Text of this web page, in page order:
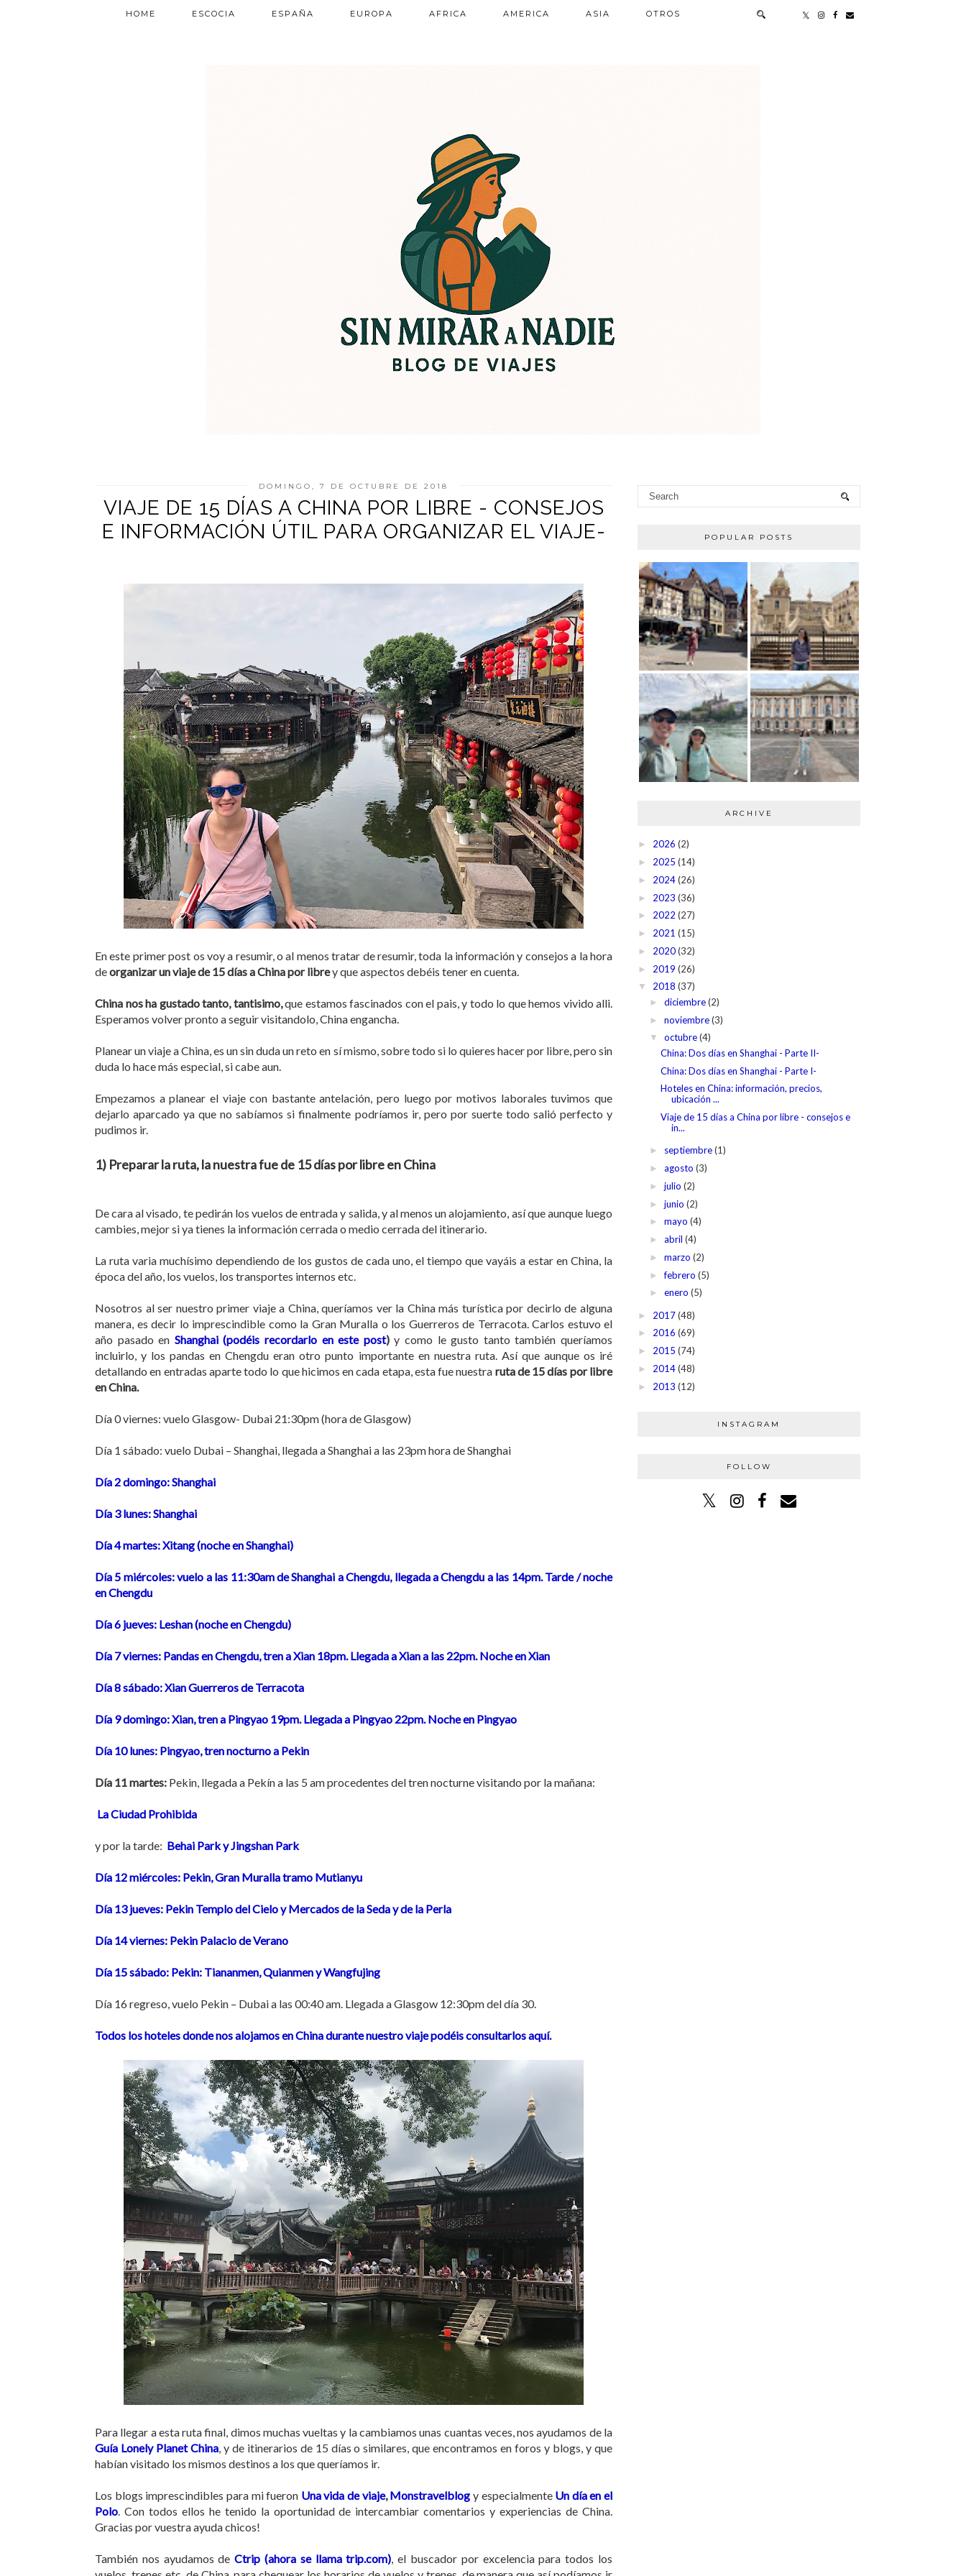
HOME ESCOCIA ESPAÑA EUROPA AFRICA AMERICA ASIA OTROS
DOMINGO, 7 DE OCTUBRE DE 2018
VIAJE DE 15 DÍAS A CHINA POR LIBRE - CONSEJOS
E INFORMACIÓN ÚTIL PARA ORGANIZAR EL VIAJE-
En este primer post os voy a resumir, o al menos tratar de resumir, toda la información y consejos a la hora
deorganizar un viaje de 15 días a China por librey que aspectos debéis tener en cuenta.
China nos ha gustado tanto, tantisimo,que estamos fascinados con el pais, y todo lo que hemos vivido alli.
Esperamos volver pronto a seguir visitandolo, China engancha.
Planear un viaje a China, es un sin duda un reto en sí mismo, sobre todo si lo quieres hacer por libre, pero sin
duda lo hace más especial, si cabe aun.
Empezamos a planear el viaje con bastante antelación, pero luego por motivos laborales tuvimos que
dejarlo aparcado ya que no sabíamos si finalmente podríamos ir, pero por suerte todo salió perfecto y
pudimos ir.
1) Preparar la ruta, la nuestra fue de 15 días por libre en China
De cara al visado, te pedirán los vuelos de entrada y salida, y al menos un alojamiento, así que aunque luego
cambies, mejor si ya tienes la información cerrada o medio cerrada del itinerario.
La ruta varia muchísimo dependiendo de los gustos de cada uno, el tiempo que vayáis a estar en China, la
época del año, los vuelos, los transportes internos etc.
Nosotros al ser nuestro primer viaje a China, queríamos ver la China más turística por decirlo de alguna
manera, es decir lo imprescindible como la Gran Muralla o los Guerreros de Terracota. Carlos estuvo el
año pasado en Shanghai (podéis recordarlo en este post)y como le gusto tanto también queríamos
incluirlo, y los pandas en Chengdu eran otro punto importante en nuestra ruta. Así que aunque os iré
detallando en entradas aparte todo lo que hicimos en cada etapa, esta fue nuestra ruta de 15 días por libre
en China.
Día 0 viernes: vuelo Glasgow- Dubai 21:30pm (hora de Glasgow)
Día 1 sábado: vuelo Dubai – Shanghai, llegada a Shanghai a las 23pm hora de Shanghai
Día 2 domingo: Shanghai
Día 3 lunes: Shanghai
Día 4 martes: Xitang (noche en Shanghai)
Día 5 miércoles: vuelo a las 11:30am de Shanghai a Chengdu, llegada a Chengdu a las 14pm. Tarde / noche
en Chengdu
Día 6 jueves: Leshan (noche en Chengdu)
Día 7 viernes: Pandas en Chengdu, tren a Xian 18pm. Llegada a Xian a las 22pm. Noche en Xian
Día 8 sábado: Xian Guerreros de Terracota
Día 9 domingo: Xian, tren a Pingyao 19pm. Llegada a Pingyao 22pm. Noche en Pingyao
Día 10 lunes: Pingyao, tren nocturno a Pekin
Día 11 martes: Pekin, llegada a Pekín a las 5 am procedentes del tren nocturne visitando por la mañana:
La Ciudad Prohibida
y por la tarde: Behai Park y Jingshan Park
Día 12 miércoles: Pekin, Gran Muralla tramo Mutianyu
Día 13 jueves: Pekin Templo del Cielo y Mercados de la Seda y de la Perla
Día 14 viernes: Pekin Palacio de Verano
Día 15 sábado: Pekin: Tiananmen, Quianmen y Wangfujing
Día 16 regreso, vuelo Pekin – Dubai a las 00:40 am. Llegada a Glasgow 12:30pm del día 30.
Todos los hoteles donde nos alojamos en China durante nuestro viaje podéis consultarlos aquí.
Para llegar a esta ruta final, dimos muchas vueltas y la cambiamos unas cuantas veces, nos ayudamos de la
Guía Lonely Planet China, y de itinerarios de 15 días o similares, que encontramos en foros y blogs, y que
habían visitado los mismos destinos a los que queríamos ir.
Los blogs imprescindibles para mi fueron Una vida de viaje, Monstravelblog y especialmente Un día en el
Polo . Con todos ellos he tenido la oportunidad de intercambiar comentarios y experiencias de China.
Gracias por vuestra ayuda chicos!
También nos ayudamos de Ctrip (ahora se llama trip.com) , el buscador por excelencia para todos los
POPULAR POSTS
ARCHIVE
► 2026 (2)
► 2025 (14)
► 2024(26)
► 2023 (36)
► 2022 (27)
► 2021 (15)
► 2020(32)
► 2019 (26)
▼ 2018 (37)
► diciembre (2)
► noviembre (3)
▼ octubre (4)
China: Dos días en Shanghai - Parte II-
China: Dos días en Shanghai - Parte I-
Hoteles en China: información, precios,
ubicación ...
Viaje de 15 días a China por libre - consejos e
in...
► septiembre (1)
► agosto (3)
► julio (2)
► junio (2)
► mayo (4)
► abril (4)
► marzo (2)
►febrero (5)
► enero (5)
► 2017(48)
► 2016 (69)
► 2015 (74)
► 2014(48)
► 2013 (12)
INSTAGRAM
FOLLOW